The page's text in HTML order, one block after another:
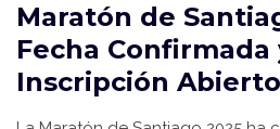
Maratón de
Fecha Confirmada
Inscripción Abierto